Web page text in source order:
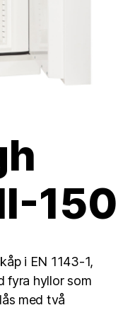
150
i EN 1143-1,
fyra hyllor som
med två